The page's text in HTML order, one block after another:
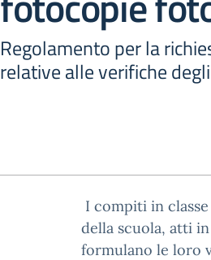
Regolamento per la
relative alle verifiche
I compiti in
della scuola, atti
formulano le loro